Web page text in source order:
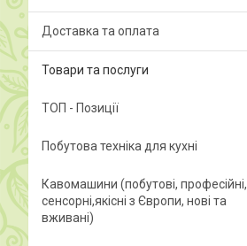
Доставка та оплата
Товари та послуги
ТОП - Позиції
Побутова техніка для кухні
Кавомашини (побутові, професійні,
сенсорні,якісні з Європи, нові та
вживані)